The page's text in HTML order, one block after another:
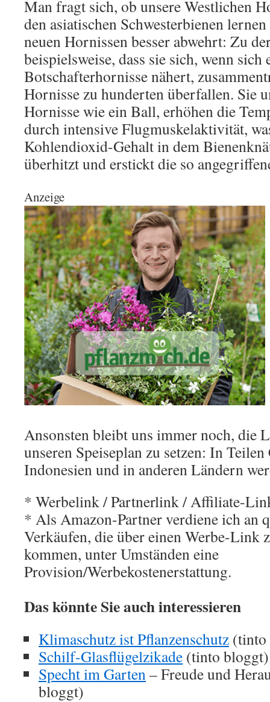
Man fragt sich, ob unsere Westlichen
den asiatischen Schwesterbienen
neuen Hornissen besser abwehrt: Zu
beispielsweise, dass sie sich, wenn sich
Botschafterhornisse nähert,
Hornisse zu hunderten überfallen. Sie
Hornisse wie ein Ball, erhöhen die
durch intensive Flugmuskelaktivität,
Kohlendioxid-Gehalt in dem
überhitzt und erstickt die so
Anzeige
Ansonsten bleibt uns immer noch, die
unseren Speiseplan zu setzen: In
Indonesien und in anderen Ländern
* Werbelink / Partnerlink / Affiliate-
* Als Amazon-Partner verdiene ich an
Verkäufen, die über einen Werbe-Link
kommen, unter Umständen eine
Provision/Werbekostenerstattung.
Das könnte Sie auch interessieren
Klimaschutz ist Pflanzenschutz
Schilf-Glasflügelzikade (tinto bloggt)
Specht im Garten– Freude und
bloggt)